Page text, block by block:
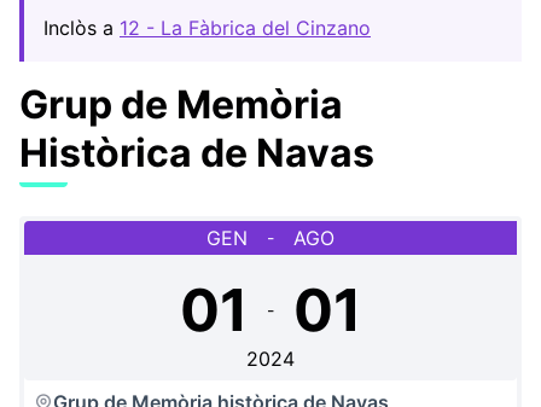
Inclòs a 12 - La Fàbrica del Cinzano
Grup de Memòria
Històrica de Navas
GEN - AGO
01 - 01
2024
Grup de Memòria històrica de Navas